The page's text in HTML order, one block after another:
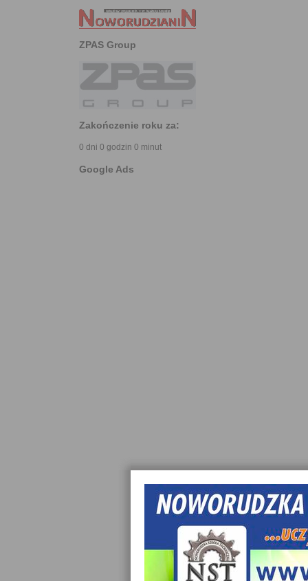
ZPAS Group
Zakończenie roku za:
0 dni 0 godzin 0 minut
Google Ads